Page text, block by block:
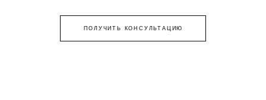
ПОЛУЧИТЬ КОНСУЛЬТАЦИЮ